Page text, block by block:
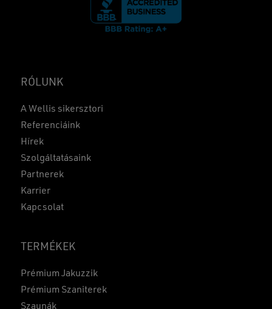
RÓLUNK
A Wellis sikersztori
Referenciáink
Hírek
Szolgáltatásaink
Partnerek
Karrier
Kapcsolat
TERMÉKEK
Prémium Jakuzzik
Prémium Szaniterek
Szaunák